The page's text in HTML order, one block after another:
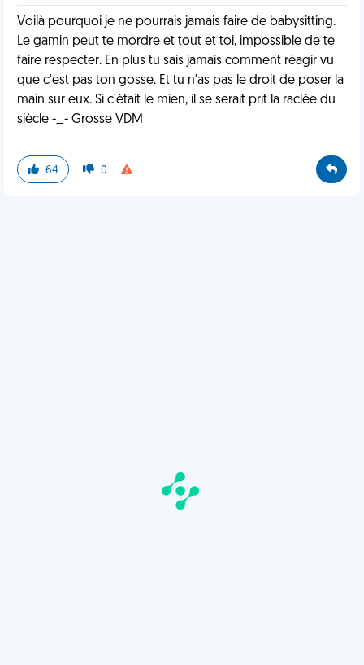
Voilà pourquoi je ne pourrais jamais faire de babysitting.
Le gamin peut te mordre et tout et toi, impossible de te
faire respecter. En plus tu sais jamais comment réagir vu
que c'est pas ton gosse. Et tu n'as pas le droit de poser la
main sur eux. Si c'était le mien, il se serait prit la raclée du
siècle -_- Grosse VDM
64 0